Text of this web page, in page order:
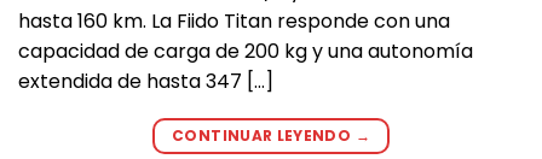
hasta 160 km. La Fiido Titan responde con una
capacidad de carga de 200 kg y una autonomía
extendida de hasta 347 […]
CONTINUAR LEYENDO →